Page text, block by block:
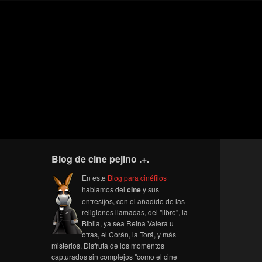
Blog de cine pejino .+.
En este Blog para cinéfilos
hablamos del ciney sus
entresijos, con el añadido de las
religiones llamadas, del "libro", la
Biblia, ya sea Reina Valera u
otras, el Corán, la Torá, y más
misterios. Disfruta de los momentos
capturados sin complejos "como el cine